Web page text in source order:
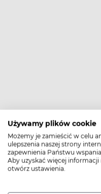
Używamy plików cookie
Możemy je zamieścić w celu
ulepszenia naszej strony
zapewnienia Państwu
Aby uzyskać więcej
otwórz ustawienia.